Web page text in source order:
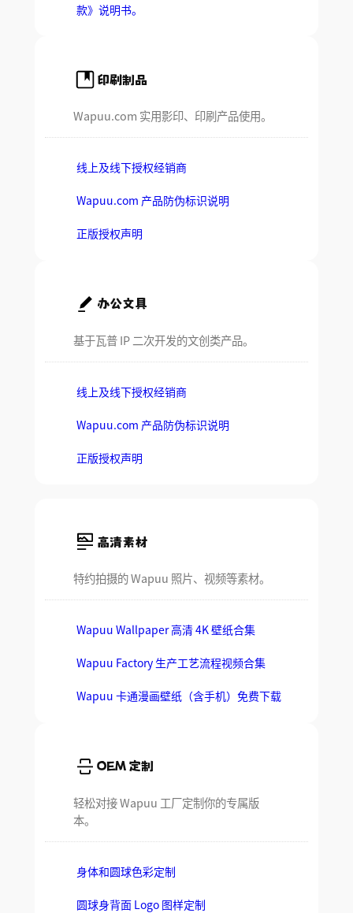
款》说明书。
印刷制品
Wapuu.com 实用影印、印刷产品使用。
线上及线下授权经销商
Wapuu.com 产品防伪标识说明
正版授权声明
办公文具
基于瓦普 IP 二次开发的文创类产品。
线上及线下授权经销商
Wapuu.com 产品防伪标识说明
正版授权声明
高清素材
特约拍摄的 Wapuu 照片、视频等素材。
Wapuu Wallpaper 高清 4K 壁纸合集
Wapuu Factory 生产工艺流程视频合集
Wapuu 卡通漫画壁纸（含手机）免费下载
OEM 定制
轻松对接 Wapuu 工厂定制你的专属版
本。
身体和圆球色彩定制
圆球身背面 Logo 图样定制